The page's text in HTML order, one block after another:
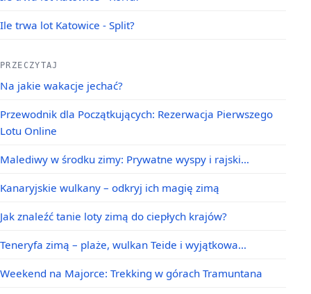
Ile trwa lot Katowice - Split?
PRZECZYTAJ
Na jakie wakacje jechać?
Przewodnik dla Początkujących: Rezerwacja Pierwszego
Lotu Online
Malediwy w środku zimy: Prywatne wyspy i rajski…
Kanaryjskie wulkany – odkryj ich magię zimą
Jak znaleźć tanie loty zimą do ciepłych krajów?
Teneryfa zimą – plaże, wulkan Teide i wyjątkowa…
Weekend na Majorce: Trekking w górach Tramuntana